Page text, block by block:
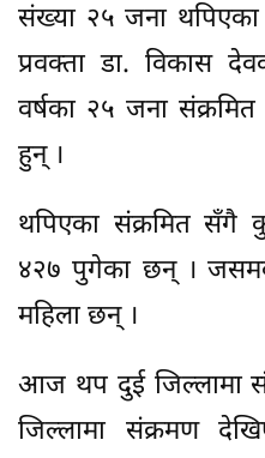
संख्या २५ जना थपिएका
प्रवक्ता डा. विकास
वर्षका २५ जना
हुन् ।
थपिएका संक्रमित
४२७ पुगेका छन् ।
महिला छन् ।
आज थप दुई जिल्लामा
जिल्लामा संक्रमण